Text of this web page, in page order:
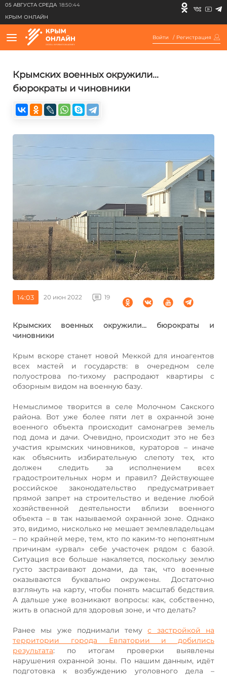
05 АВГУСТА СРЕДА 18:50:44
КРЫМ ОНЛАЙН
Войти / Регистрация
Крымских военных окружили...
бюрократы и чиновники
14:03 20 июн 2022 19
Крымских военных окружили... бюрократы и
чиновники
Крым вскоре станет новой Меккой для иноагентов
всех мастей и государств: в очередном селе
полуострова по-тихому распродают квартиры с
обзорным видом на военную базу.
Немыслимое творится в селе Молочном Сакского
района. Вот уже более пяти лет в охранной зоне
военного объекта происходит самонагрев земель
под дома и дачи. Очевидно, происходит это не без
участия крымских чиновников, кураторов – иначе
как объяснить избирательную слепоту тех, кто
должен следить за исполнением всех
градостроительных норм и правил? Действующее
российское законодательство предусматривает
прямой запрет на строительство и ведение любой
хозяйственной деятельности вблизи военного
объекта – в так называемой охранной зоне. Однако
это, видимо, нисколько не мешает землевладельцам
– по крайней мере, тем, кто по каким-то непонятным
причинам «урвал» себе участочек рядом с базой.
Ситуация все больше накаляется, поскольку землю
густо застраивают домами, да так, что военные
оказываются буквально окружены. Достаточно
взглянуть на карту, чтобы понять масштаб бедствия.
А дальше уже возникают вопросы: как, собственно,
жить в опасной для здоровья зоне, и что делать?
Ранее мы уже поднимали темус застройкой на
территории города Евпатории и добились
результата: по итогам проверки выявлены
нарушения охранной зоны. По нашим данным, идёт
подготовка к возбуждению уголовного дела –